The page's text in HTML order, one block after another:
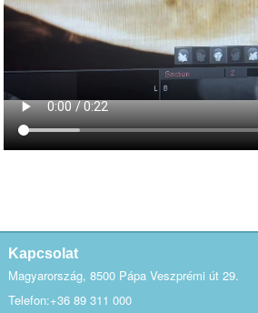
Kapcsolat
Magyarország, 8500 Pápa Veszprémi út 29.
Telefon:+36 89 311 000